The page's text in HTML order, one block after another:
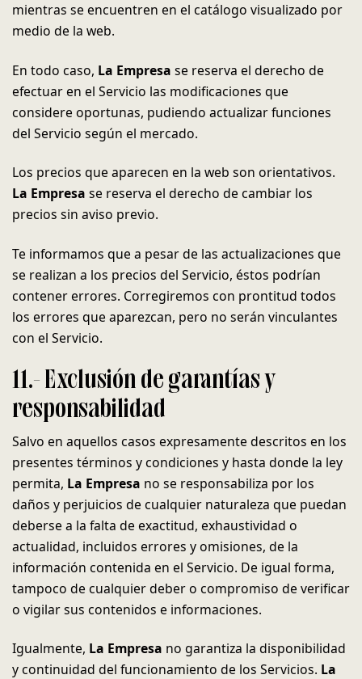
mientras se encuentren en el catálogo visualizado por
medio de la web.
En todo caso, La Empresa se reserva el derecho de
efectuar en el Servicio las modificaciones que
considere oportunas, pudiendo actualizar funciones
del Servicio según el mercado.
Los precios que aparecen en la web son orientativos.
La Empresa se reserva el derecho de cambiar los
precios sin aviso previo.
Te informamos que a pesar de las actualizaciones que
se realizan a los precios del Servicio, éstos podrían
contener errores. Corregiremos con prontitud todos
los errores que aparezcan, pero no serán vinculantes
con el Servicio.
11.- Exclusión de garantías y
responsabilidad
Salvo en aquellos casos expresamente descritos en los
presentes términos y condiciones y hasta donde la ley
permita, La Empresa no se responsabiliza por los
daños y perjuicios de cualquier naturaleza que puedan
deberse a la falta de exactitud, exhaustividad o
actualidad, incluidos errores y omisiones, de la
información contenida en el Servicio. De igual forma,
tampoco de cualquier deber o compromiso de verificar
o vigilar sus contenidos e informaciones.
Igualmente, La Empresa no garantiza la disponibilidad
y continuidad del funcionamiento de los Servicios. La